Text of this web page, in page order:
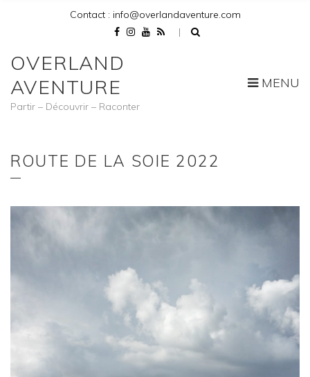
Contact : info@overlandaventure.com
OVERLAND
AVENTURE
Partir – Découvrir – Raconter
MENU
ROUTE DE LA SOIE 2022